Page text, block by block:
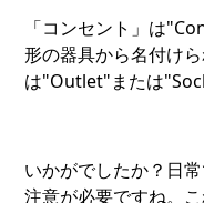
「コンセント」は
形の器具から名付け
は"Outlet"または
いかがでしたか？日
注意が必要ですね。